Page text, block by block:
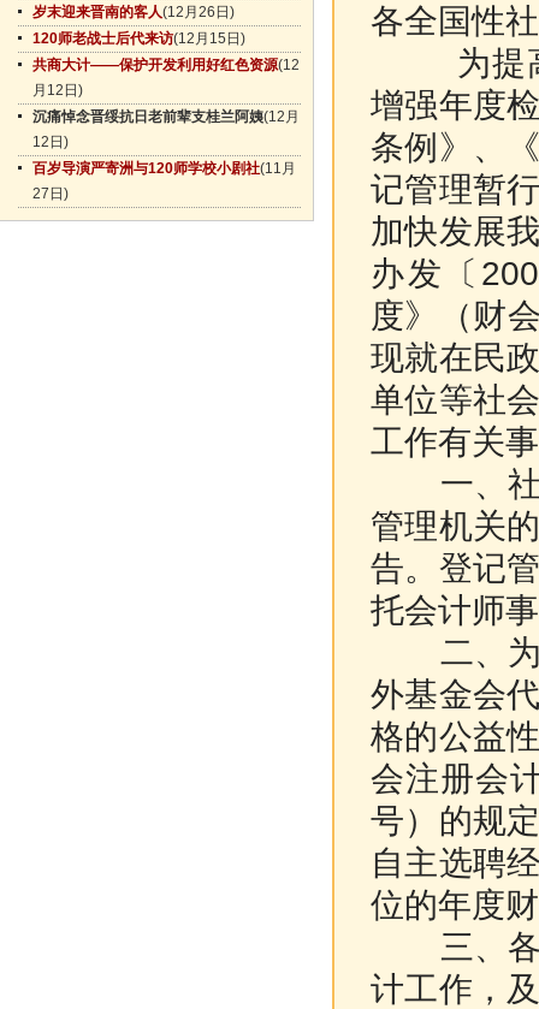
岁末迎来晋南的客人(12月26日)
120师老战士后代来访(12月15日)
共商大计——保护开发利用好红色资源(12
月12日)
沉痛悼念晋绥抗日老前辈支桂兰阿姨(12月
12日)
百岁导演严寄洲与120师学校小剧社(11月
27日)
各全国性
为提高
增强年度
条例》、
记管理暂
加快发展
办发〔
度》（财
现就在民
单位等社
工作有关
一、社
管理机关
告。登记
托会计师
二、为
外基金会
格的公益
会注册会
号）的规
自主选聘
位的年度
三、各
计工作，